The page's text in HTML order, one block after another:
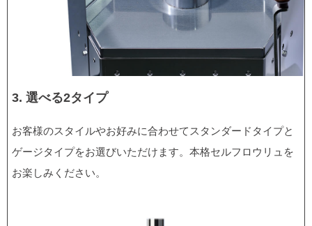
3. 選べる2タイプ
お客様のスタイルやお好みに合わせてスタンダードタイプと
ゲージタイプをお選びいただけます。本格セルフロウリュを
お楽しみください。